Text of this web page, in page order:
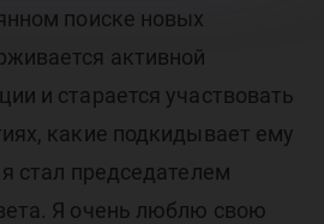
поиске новых
активной
и старается участвовать
какие подкидывает ему
стал председателем
Я очень люблю свою